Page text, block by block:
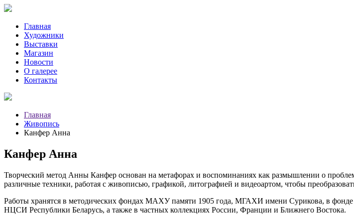
Главная
Художники
Выставки
Магазин
Новости
О галерее
Контакты
Главная
Живопись
Канфер Анна
Канфер Анна
Творческий метод Анны Канфер основан на метафорах и воспоминаниях как размышлении о
различные техники, работая с живописью, графикой, литографией и видеоартом, чтобы
Работы хранятся в методических фондах МАХУ памяти 1905 года, МГАХИ имени Сурикова, в фонде
НЦСИ Республики Беларусь, а также в частных коллекциях России, Франции и Ближнего Востока.